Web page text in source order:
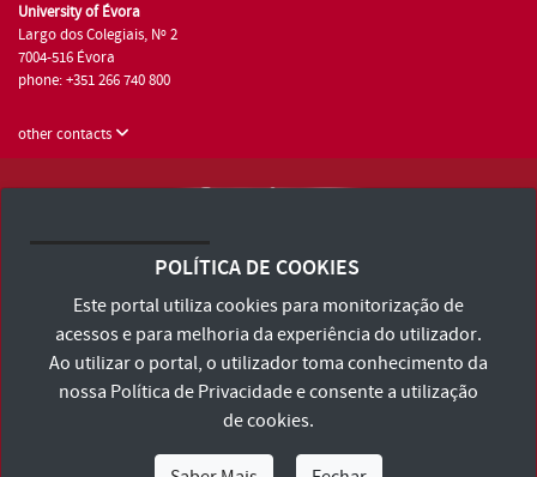
University of Évora
Largo dos Colegiais, Nº 2
7004-516 Évora
phone: +351 266 740 800
other contacts
Terms and Conditions and Privacy Policy
Accessibility Statement
POLÍTICA DE COOKIES
Este portal utiliza cookies para monitorização de
acessos e para melhoria da experiência do utilizador.
Ao utilizar o portal, o utilizador toma conhecimento da
nossa Política de Privacidadee consente a utilização
de cookies.